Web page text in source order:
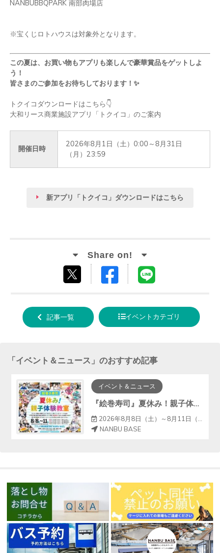
NANBUBBQPARK 南部肉場店
※宝くじロトハウスは対象外となります。
この夏は、お買い物もアプリも楽しんで豪華賞品をゲットしよ
う！
皆さまのご参加をお待ちしております！ ✨
トクイコダウンロードはこちら👇
大和リース商業施設アプリ「トクイコ」のご案内
開催日時
2026年8月1日（土）0:00～8月31日
（月）23:59
新アプリ「トクイコ」ダウンロードはこちら
する
Facebook
る
記事一覧 イベントカテゴリ
「イベント＆ニュース 」のおすすめ記事
イベント＆ニュース
『絵巻寿司』夏休み！親子体験教室
2026年8月8日（土）～8月11日（火）
NANBU BASE